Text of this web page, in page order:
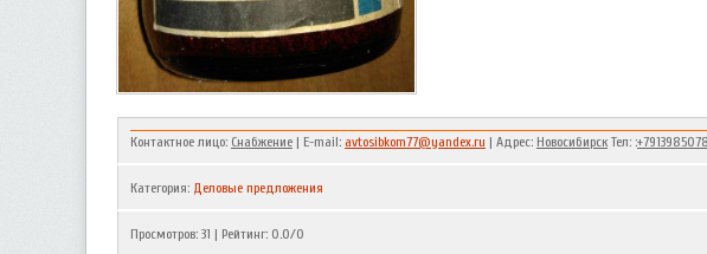
Контактное лицо: Снабжение | E-mail: avtosibkom77@yandex.ru | Адрес: Новосибирск Тел: :
Категория: Деловые предложения
Просмотров: 31 | Рейтинг: 0.0/0